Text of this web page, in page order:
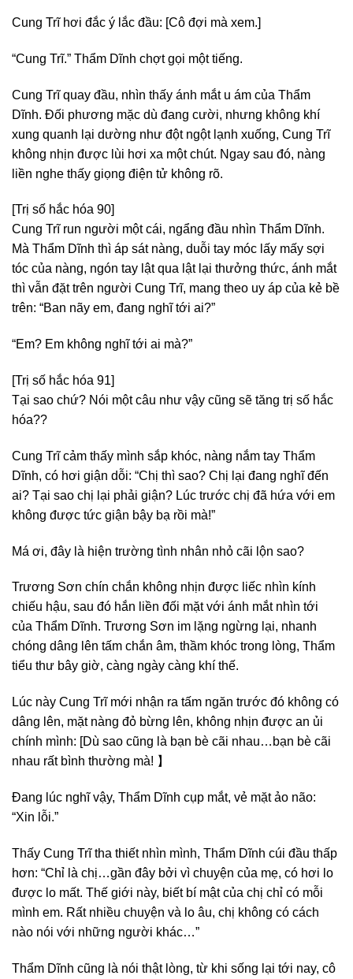
Cung Trĩ hơi đắc ý lắc đầu: [Cô đợi mà xem.]
“Cung Trĩ.” Thẩm Dĩnh chợt gọi một tiếng.
Cung Trĩ quay đầu, nhìn thấy ánh mắt u ám của Thẩm
Dĩnh. Đối phương mặc dù đang cười, nhưng không khí
xung quanh lại dường như đột ngột lạnh xuống, Cung Trĩ
không nhịn được lùi hơi xa một chút. Ngay sau đó, nàng
liền nghe thấy giọng điện tử không rõ.
[Trị số hắc hóa 90]
Cung Trĩ run người một cái, ngẩng đầu nhìn Thẩm Dĩnh.
Mà Thẩm Dĩnh thì áp sát nàng, duỗi tay móc lấy mấy sợi
tóc của nàng, ngón tay lật qua lật lại thưởng thức, ánh mắt
thì vẫn đặt trên người Cung Trĩ, mang theo uy áp của kẻ bề
trên: “Ban nãy em, đang nghĩ tới ai?”
“Em? Em không nghĩ tới ai mà?”
[Trị số hắc hóa 91]
Tại sao chứ? Nói một câu như vậy cũng sẽ tăng trị số hắc
hóa??
Cung Trĩ cảm thấy mình sắp khóc, nàng nắm tay Thẩm
Dĩnh, có hơi giận dỗi: “Chị thì sao? Chị lại đang nghĩ đến
ai? Tại sao chị lại phải giận? Lúc trước chị đã hứa với em
không được tức giận bậy bạ rồi mà!”
Má ơi, đây là hiện trường tình nhân nhỏ cãi lộn sao?
Trương Sơn chín chắn không nhịn được liếc nhìn kính
chiếu hậu, sau đó hắn liền đối mặt với ánh mắt nhìn tới
của Thẩm Dĩnh. Trương Sơn im lặng ngừng lại, nhanh
chóng dâng lên tấm chắn âm, thầm khóc trong lòng, Thẩm
tiểu thư bây giờ, càng ngày càng khí thế.
Lúc này Cung Trĩ mới nhận ra tấm ngăn trước đó không có
dâng lên, mặt nàng đỏ bừng lên, không nhịn được an ủi
chính mình: [Dù sao cũng là bạn bè cãi nhau…bạn bè cãi
nhau rất bình thường mà! 】
Đang lúc nghĩ vậy, Thẩm Dĩnh cụp mắt, vẻ mặt ảo não:
“Xin lỗi.”
Thấy Cung Trĩ tha thiết nhìn mình, Thẩm Dĩnh cúi đầu thấp
hơn: “Chỉ là chị…gần đây bởi vì chuyện của mẹ, có hơi lo
được lo mất. Thế giới này, biết bí mật của chị chỉ có mỗi
mình em. Rất nhiều chuyện và lo âu, chị không có cách
nào nói với những người khác…”
Thẩm Dĩnh cũng là nói thật lòng, từ khi sống lại tới nay, cô